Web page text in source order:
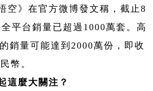
空》在官方微博發文稱，截止8
平台銷量已超過1000萬套。高
銷量可能達到2000萬份，即收
幣。
這麼大關注？